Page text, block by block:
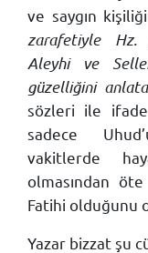
ve saygın
zarafetiyle Hz.
Aleyhi ve
güzelliğini
sözleri ile ifade
sadece
vakitlerde
olmasından
Fatihi olduğunu
Yazar bizzat şu